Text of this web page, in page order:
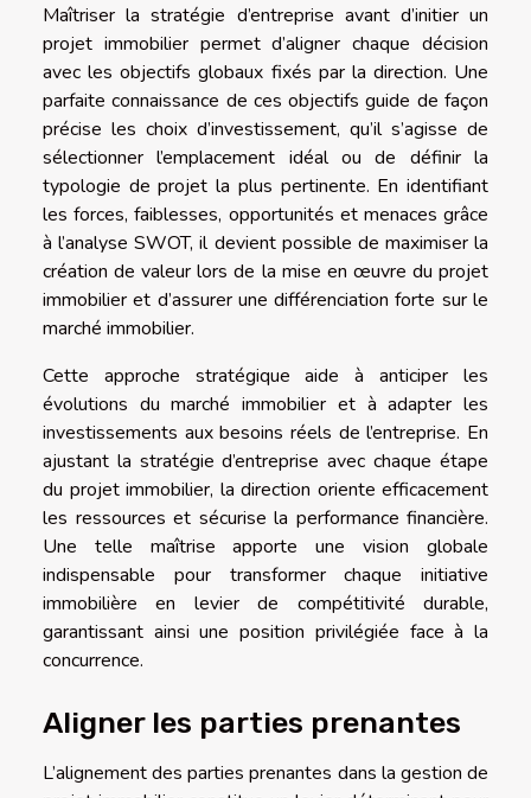
Maîtriser la stratégie d’entreprise avant d’initier un
projet immobilier permet d’aligner chaque décision
avec les objectifs globaux fixés par la direction. Une
parfaite connaissance de ces objectifs guide de façon
précise les choix d’investissement, qu’il s’agisse de
sélectionner l’emplacement idéal ou de définir la
typologie de projet la plus pertinente. En identifiant
les forces, faiblesses, opportunités et menaces grâce
à l’analyse SWOT, il devient possible de maximiser la
création de valeur lors de la mise en œuvre du projet
immobilier et d’assurer une différenciation forte sur le
marché immobilier.
Cette approche stratégique aide à anticiper les
évolutions du marché immobilier et à adapter les
investissements aux besoins réels de l’entreprise. En
ajustant la stratégie d’entreprise avec chaque étape
du projet immobilier, la direction oriente efficacement
les ressources et sécurise la performance financière.
Une telle maîtrise apporte une vision globale
indispensable pour transformer chaque initiative
immobilière en levier de compétitivité durable,
garantissant ainsi une position privilégiée face à la
concurrence.
Aligner les parties prenantes
L’alignement des parties prenantes dans la gestion de